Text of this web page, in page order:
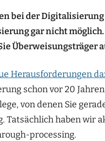
bei der
gar nicht
Überweisungsträger
Herausforderungen
schon vor 20
von denen Sie
Tatsächlich haben wir
processing.